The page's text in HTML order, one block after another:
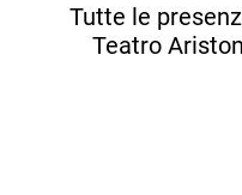
Tutte le
Teatro